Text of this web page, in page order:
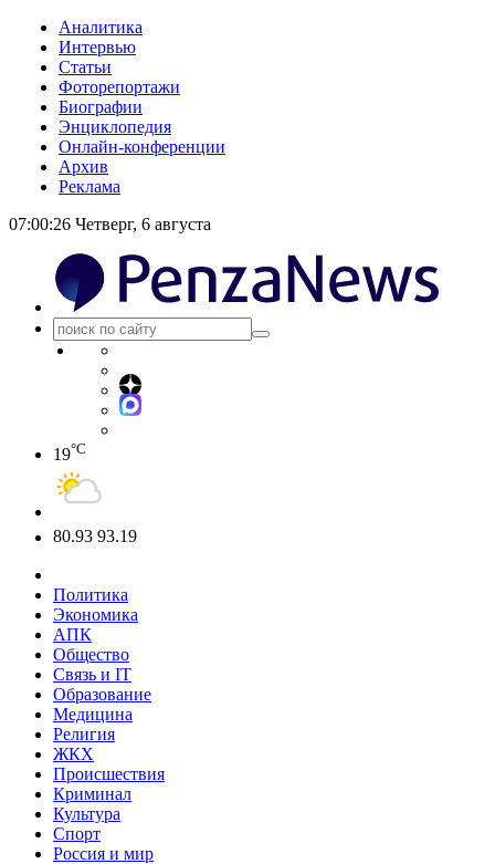
Аналитика
Интервью
Статьи
Фоторепортажи
Биографии
Энциклопедия
Онлайн-конференции
Архив
Реклама
07:00:26 Четверг, 6 августа
19°C
80.93 93.19
Политика
Экономика
АПК
Общество
Связь и IT
Образование
Медицина
Религия
ЖКХ
Происшествия
Криминал
Культура
Спорт
Россия и мир